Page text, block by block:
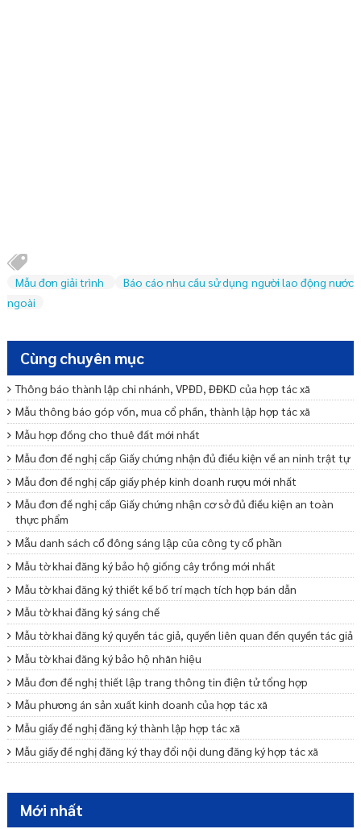
Mẫu đơn giải trình
Báo cáo nhu cầu sử dụng người lao động nước
ngoài
Cùng chuyên mục
Thông báo thành lập chi nhánh, VPĐD, ĐĐKD của hợp tác xã
Mẫu thông báo góp vốn, mua cổ phần, thành lập hợp tác xã
Mẫu hợp đồng cho thuê đất mới nhất
Mẫu đơn đề nghị cấp Giấy chứng nhận đủ điều kiện về an ninh trật tự
Mẫu đơn đề nghị cấp giấy phép kinh doanh rượu mới nhất
Mẫu đơn đề nghị cấp Giấy chứng nhận cơ sở đủ điều kiện an toàn
thực phẩm
Mẫu danh sách cổ đông sáng lập của công ty cổ phần
Mẫu tờ khai đăng ký bảo hộ giống cây trồng mới nhất
Mẫu tờ khai đăng ký thiết kế bố trí mạch tích hợp bán dẫn
Mẫu tờ khai đăng ký sáng chế
Mẫu tờ khai đăng ký quyền tác giả, quyền liên quan đến quyền tác giả
Mẫu tờ khai đăng ký bảo hộ nhãn hiệu
Mẫu đơn đề nghị thiết lập trang thông tin điện tử tổng hợp
Mẫu phương án sản xuất kinh doanh của hợp tác xã
Mẫu giấy đề nghị đăng ký thành lập hợp tác xã
Mẫu giấy đề nghị đăng ký thay đổi nội dung đăng ký hợp tác xã
Mẫu danh sách thành viên công ty TNHH hai thành viên mới nhất
Mẫu đơn đăng ký thành lập công ty hợp danh mới nhất
Mới nhất